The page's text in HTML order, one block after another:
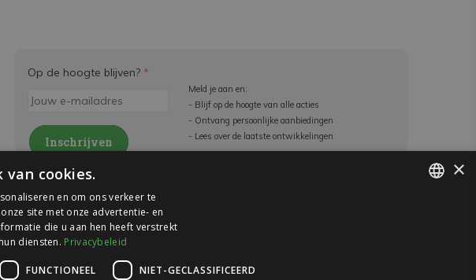
Op de hoogte blijven? *
Inschrijven
* Lees hier de wettelijke beperkingen
Meld je aan en:
- Blijf op de hoogte van alle acties
- Ontvang persoonlijke aanbiedingen
- Lees over de laatste ontwikkelingen
×
cookies.
en om ons verkeer te
site met onze advertentie- en
die u aan hen heeft verstrekt
diensten. Privacybeleid
FUNCTIONEEL NIET-GECLASSIFICEERD